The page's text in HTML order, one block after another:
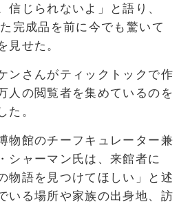
信じられないよ」と語り、
完成品を前に今でも驚いて
見せた。
ンさんがティックトックで作
人の閲覧者を集めているのを
た。
物館のチーフキュレーター兼
シャーマン氏は、来館者に
物語を見つけてほしい」と述
いる場所や家族の出身地、訪